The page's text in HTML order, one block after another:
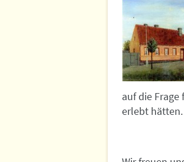
auf die
erlebt hätten.